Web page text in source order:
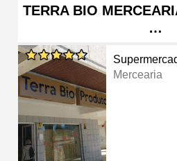
TERRA BIO
…
Mercearia